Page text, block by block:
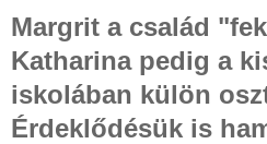
Margrit a család
Katharina pedig a
iskolában külön
Érdeklődésük is